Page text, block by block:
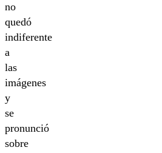
no
quedó
indiferente
a
las
imágenes
y
se
pronunció
sobre